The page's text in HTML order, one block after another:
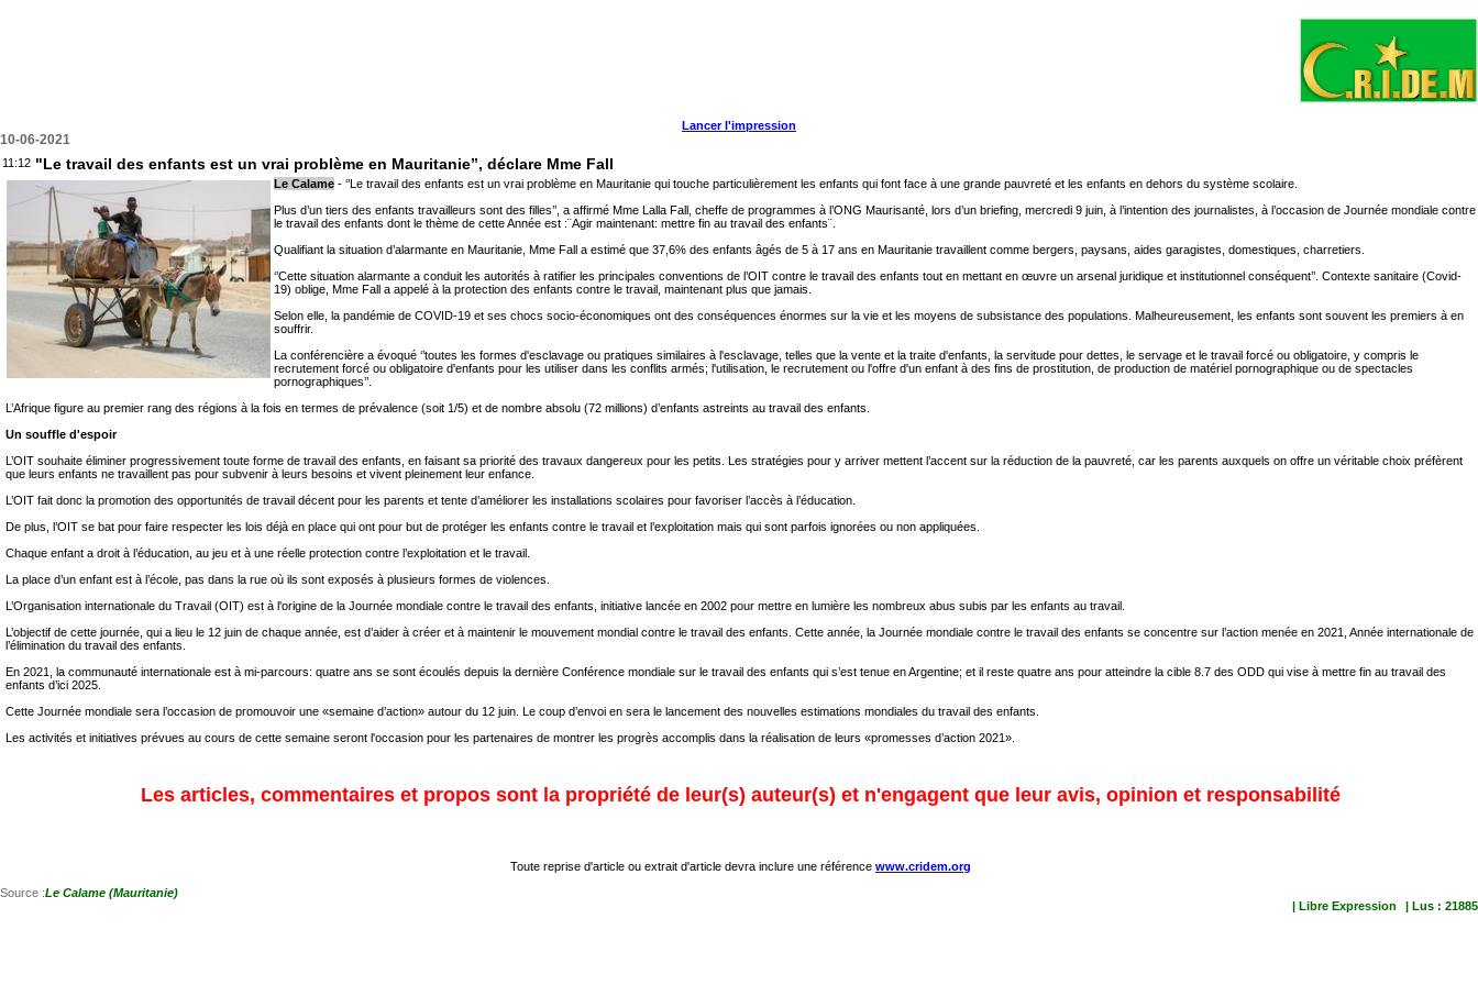
Lancer l'impression
10-06-2021
11:12 "Le travail des enfants est un vrai problème en Mauritanie’’, déclare Mme Fall
Le Calame - ‘’Le travail des enfants est un vrai problème en Mauritanie qui touche particulièrement les enfants qui font face à une grande pauvreté et les enfants en dehors du système scolaire.
Plus d’un tiers des enfants travailleurs sont des filles’’, a affirmé Mme Lalla Fall, cheffe de programmes à l’ONG Maurisanté, lors d’un briefing, mercredi 9 juin, à l’intention des journalistes, à l’occasion de Journée mondiale contre
le travail des enfants dont le thème de cette Année est :¨Agir maintenant: mettre fin au travail des enfants¨.
Qualifiant la situation d’alarmante en Mauritanie, Mme Fall a estimé que 37,6% des enfants âgés de 5 à 17 ans en Mauritanie travaillent comme bergers, paysans, aides garagistes, domestiques, charretiers.
‘’Cette situation alarmante a conduit les autorités à ratifier les principales conventions de l’OIT contre le travail des enfants tout en mettant en œuvre un arsenal juridique et institutionnel conséquent’’. Contexte sanitaire (Covid-
19) oblige, Mme Fall a appelé à la protection des enfants contre le travail, maintenant plus que jamais.
Selon elle, la pandémie de COVID-19 et ses chocs socio-économiques ont des conséquences énormes sur la vie et les moyens de subsistance des populations. Malheureusement, les enfants sont souvent les premiers à en
souffrir.
La conférencière a évoqué ‘’toutes les formes d'esclavage ou pratiques similaires à l'esclavage, telles que la vente et la traite d'enfants, la servitude pour dettes, le servage et le travail forcé ou obligatoire, y compris le
recrutement forcé ou obligatoire d'enfants pour les utiliser dans les conflits armés; l'utilisation, le recrutement ou l'offre d'un enfant à des fins de prostitution, de production de matériel pornographique ou de spectacles
pornographiques’’.
L’Afrique figure au premier rang des régions à la fois en termes de prévalence (soit 1/5) et de nombre absolu (72 millions) d’enfants astreints au travail des enfants.
Un souffle d'espoir
L’OIT souhaite éliminer progressivement toute forme de travail des enfants, en faisant sa priorité des travaux dangereux pour les petits. Les stratégies pour y arriver mettent l’accent sur la réduction de la pauvreté, car les parents auxquels on offre un véritable choix préfèrent
que leurs enfants ne travaillent pas pour subvenir à leurs besoins et vivent pleinement leur enfance.
L’OIT fait donc la promotion des opportunités de travail décent pour les parents et tente d’améliorer les installations scolaires pour favoriser l’accès à l’éducation.
De plus, l’OIT se bat pour faire respecter les lois déjà en place qui ont pour but de protéger les enfants contre le travail et l’exploitation mais qui sont parfois ignorées ou non appliquées.
Chaque enfant a droit à l’éducation, au jeu et à une réelle protection contre l’exploitation et le travail.
La place d’un enfant est à l’école, pas dans la rue où ils sont exposés à plusieurs formes de violences.
L’Organisation internationale du Travail (OIT) est à l'origine de la Journée mondiale contre le travail des enfants, initiative lancée en 2002 pour mettre en lumière les nombreux abus subis par les enfants au travail.
L’objectif de cette journée, qui a lieu le 12 juin de chaque année, est d’aider à créer et à maintenir le mouvement mondial contre le travail des enfants. Cette année, la Journée mondiale contre le travail des enfants se concentre sur l’action menée en 2021, Année internationale de
l’élimination du travail des enfants.
En 2021, la communauté internationale est à mi-parcours: quatre ans se sont écoulés depuis la dernière Conférence mondiale sur le travail des enfants qui s’est tenue en Argentine; et il reste quatre ans pour atteindre la cible 8.7 des ODD qui vise à mettre fin au travail des
enfants d’ici 2025.
Cette Journée mondiale sera l’occasion de promouvoir une «semaine d’action» autour du 12 juin. Le coup d’envoi en sera le lancement des nouvelles estimations mondiales du travail des enfants.
Les activités et initiatives prévues au cours de cette semaine seront l'occasion pour les partenaires de montrer les progrès accomplis dans la réalisation de leurs «promesses d’action 2021».
Les articles, commentaires et propos sont la propriété de leur(s) auteur(s) et n'engagent que leur avis, opinion et responsabilité
Toute reprise d'article ou extrait d'article devra inclure une référence www.cridem.org
Source :Le Calame (Mauritanie)
| Libre Expression
| Lus : 21885